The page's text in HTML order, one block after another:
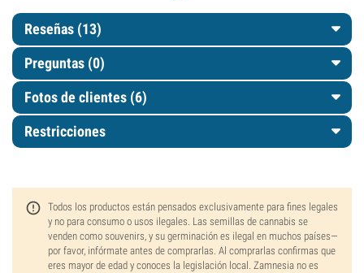
Reseñas (13)
Preguntas (0)
Fotos de clientes (6)
Restricciones
Todos los productos están pensados exclusivamente para fines legales
y no para consumo o usos ilegales. Las semillas de cannabis se
venden como souvenirs, y su germinación es ilegal en muchos países—
por favor, infórmate antes de comprarlas. Al comprarlas confirmas que
eres mayor de edad y conoces la legislación local. Zamnesia no es